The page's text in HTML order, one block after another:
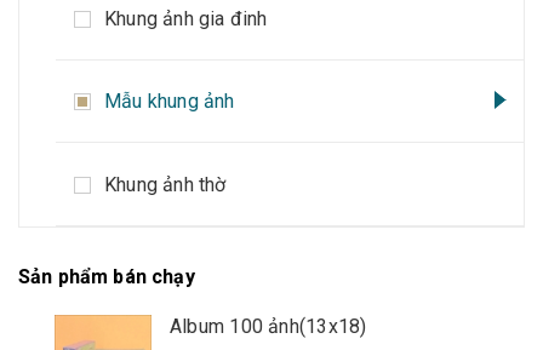
Khung ảnh gia đinh
Mẫu khung ảnh
Khung ảnh thờ
Sản phẩm bán chạy
Album 100 ảnh(13x18)